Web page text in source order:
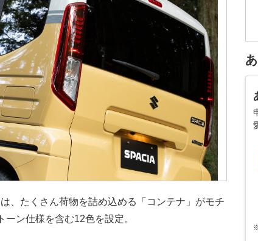
、たくさん荷物を詰め込める「コンテナ」がモチ
ン仕様を含む12色を設定。